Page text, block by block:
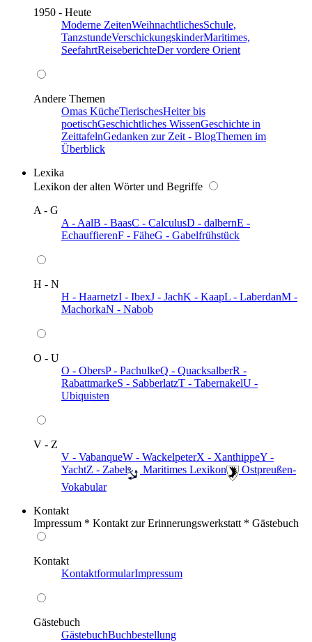
1950 - Heute
Moderne ZeitenWeihnachtlichesSchule,
TanzstundeVerschickungskinderMaritimes,
SeefahrtReiseberichteDer vordere Orient
Andere Themen
Omas KücheTierischesHeiter bis
poetischGeschichtliches WissenGeschichte in
ZeittafelnGedanken zur Zeit - BlogThemen im
Überblick
Lexika
Lexikon der alten Wörter und Begriffe
A - G
A - AalB - BaasC - CalculusD - dalbernE -
EchauffierenF - FäheG - Gabelfrühstück
H - N
H - HaarnetzI - IbexJ - JachK - KaapL - LaberdanM -
MachorkaN - Nabob
O - U
O - ObersP - PachulkeQ - QuacksalberR -
RabattmarkeS - SabberlatzT - TabernakelU -
Ubiquisten
V - Z
V - VabanqueW - WackelpeterX - XanthippeY -
YachtZ - Zabel ️ Maritimes Lexikon
️ Ostpreußen-
Vokabular
Kontakt
Impressum * Kontakt zur Erinnerungswerkstatt * Gästebuch
Kontakt
KontaktformularImpressum
Gästebuch
GästebuchBuchbestellung